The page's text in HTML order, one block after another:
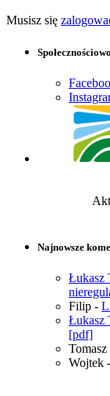
Musisz się
Społecznościowo
Najnowsze
Łukasz
Filip -
Łukasz
[pdf]
Tomasz
Wojtek -